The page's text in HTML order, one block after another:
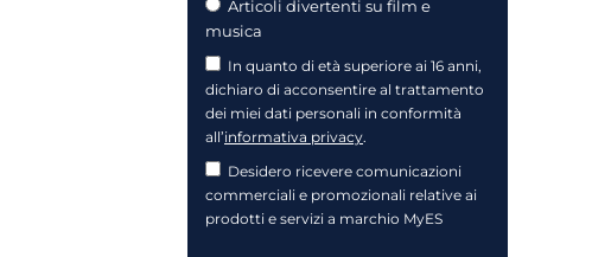
Articoli divertenti su film e
musica
In quanto di età superiore ai 16 anni,
dichiaro di acconsentire al trattamento
dei miei dati personali in conformità
all’informativa privacy.
Desidero ricevere comunicazioni
commerciali e promozionali relative ai
prodotti e servizi a marchio MyES